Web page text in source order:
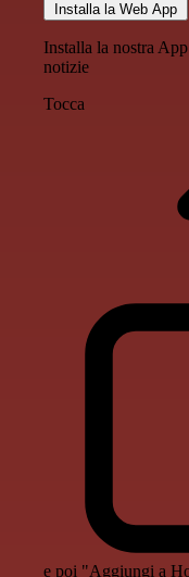
Installa la Web App
Installa la nostra
notizie
Tocca
e poi "Aggiungi a